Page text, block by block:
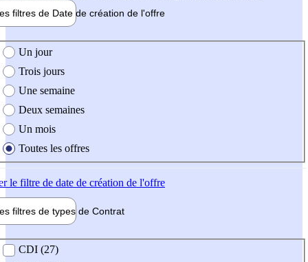
filtres de Date de création de l'offre
création de l'offre
Un jour
Trois jours
Une semaine
Deux semaines
Un mois
Toutes les offres
le filtre de date de création de l'offre
filtres de types de Contrat
contrat
CDI (27)